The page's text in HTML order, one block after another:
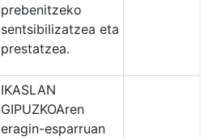
prebenitzeko
sentsibilizatzea eta
prestatzea.
IKASLAN
GIPUZKOAren
eragin-esparruan